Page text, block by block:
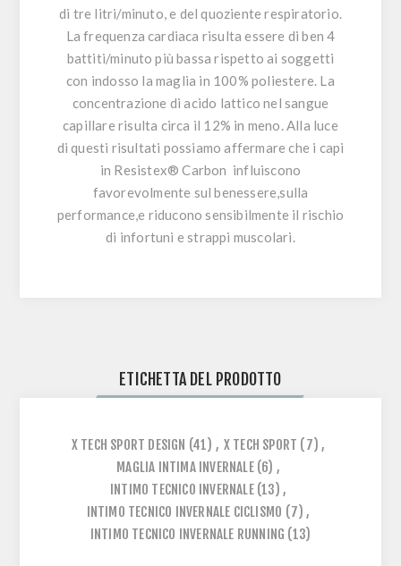
di tre litri/minuto, e del quoziente respiratorio.
La frequenza cardiaca risulta essere di ben 4
battiti/minuto più bassa rispetto ai soggetti
con indosso la maglia in 100% poliestere. La
concentrazione di acido lattico nel sangue
capillare risulta circa il 12% in meno. Alla luce
di questi risultati possiamo affermare che i capi
in Resistex® Carbon influiscono
favorevolmente sul benessere,sulla
performance,e riducono sensibilmente il rischio
di infortuni e strappi muscolari.
ETICHETTA DEL PRODOTTO
X TECH SPORT DESIGN (41) , X TECH SPORT (7) ,
MAGLIA INTIMA INVERNALE (6) ,
INTIMO TECNICO INVERNALE (13) ,
INTIMO TECNICO INVERNALE CICLISMO (7) ,
INTIMO TECNICO INVERNALE RUNNING (13)